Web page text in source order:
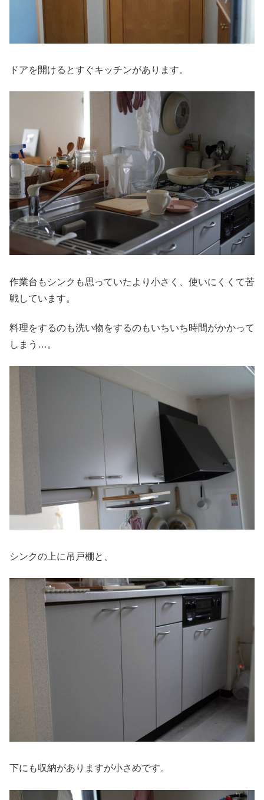
ドアを開けるとすぐキッチンがあります。
作業台もシンクも思っていたより小さく、使いにくくて苦
戦しています。
料理をするのも洗い物をするのもいちいち時間がかかって
しまう…。
シンクの上に吊戸棚と、
下にも収納がありますが小さめです。